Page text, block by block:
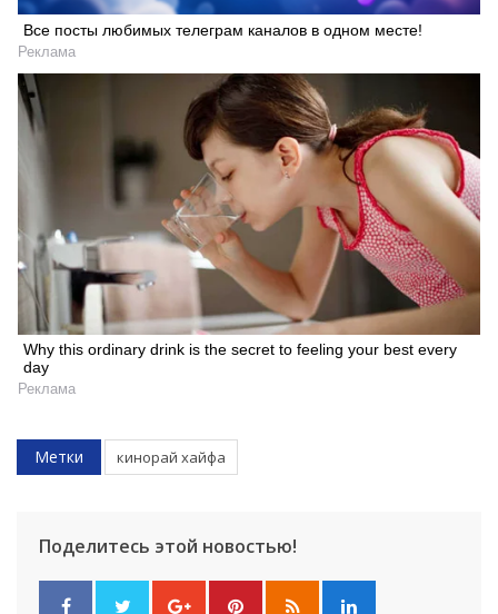
Все посты любимых телеграм каналов в одном месте!
Реклама
Why this ordinary drink is the secret to feeling your best every
day
Реклама
Метки кинорай хайфа
Поделитесь этой новостью!